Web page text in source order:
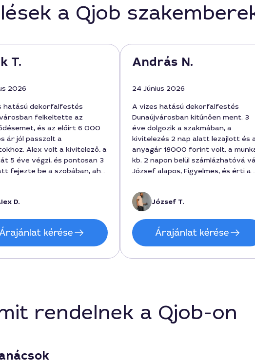
a Qjob
T.
2026
hatású dekorfalfestés
felkeltette az
és az előírt 6 000
ár jól passzolt a
Alex volt a kivitelező, a
5 éve végzi, és pontosan 3
fejezte be a szobában, ahol
A végeredmény élethű,
selyemfény visszaadja a
vízfelületet. Az egész
gördülékenyen zajlott, bátran
Dunaújvárosban a
D.
Árajánlat kérése
András N.
24 Június 2026
A vizes hatású dekorfalfestés
Dunaújvárosban kitűnően ment. 3
éve dolgozik a szakmában, a
kivitelezés 2 nap alatt lezajlott és
anyagár 18000 forint volt, a
kb. 2 napon belül számlázhatóvá
József alapos, Figyelmes, és érti a
szerette. Az eredmény esztétikus
tartós maradt, teljesen megérte a
pénzt.
József T.
Árajánlat kérése
rendelnek a Qjob-on